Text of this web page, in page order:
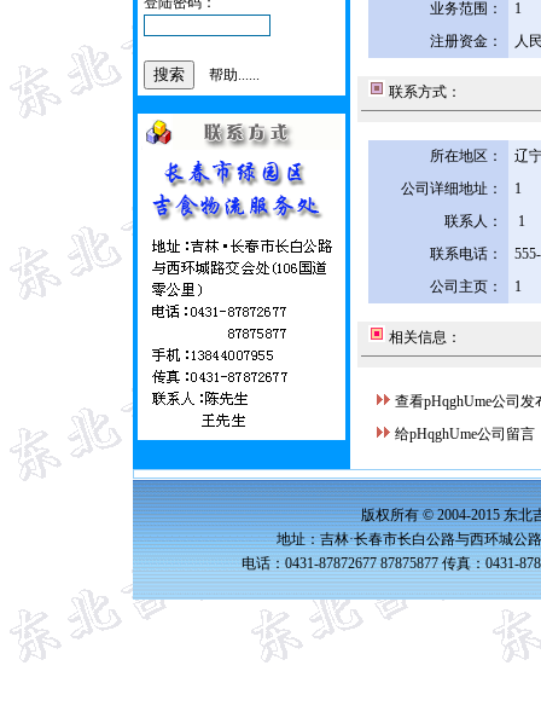
帮助......
业务范围：
1
注册资金：
人
联系方式：
所在地区：
辽
公司详细地址：
1
联系人：
1
联系电话：
公司主页：
1
相关信息：
查看pHqghUme公司发
给pHqghUme公司留言
版权所有 © 2004-2015 东北
地址：吉林·长春市长白公路与西环城公
电话：0431-87872677 87875877 传真：0431-